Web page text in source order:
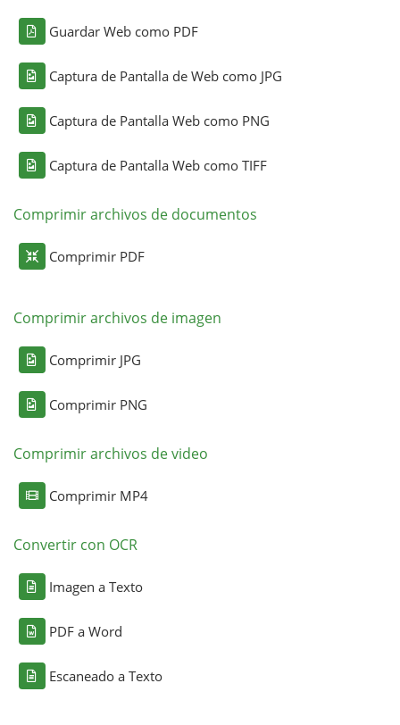
Guardar Web como PDF
Captura de Pantalla de Web como JPG
Captura de Pantalla Web como PNG
Captura de Pantalla Web como TIFF
Comprimir archivos de documentos
Comprimir PDF
Comprimir archivos de imagen
Comprimir JPG
Comprimir PNG
Comprimir archivos de video
Comprimir MP4
Convertir con OCR
Imagen a Texto
PDF a Word
Escaneado a Texto